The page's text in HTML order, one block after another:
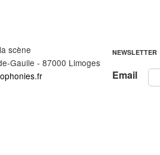
scène
Gaulle - 87000 Limoges
NEWSLETTER
Email